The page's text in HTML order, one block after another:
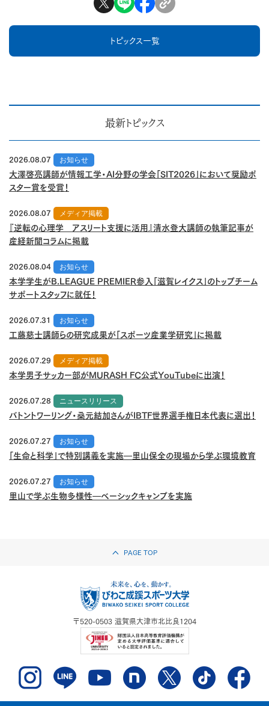
トピックス一覧
最新トピックス
2026.08.07
お知らせ
大澤啓亮講師が情報工学・AI分野の学会「SIT2026」において奨励ポ
スター賞を受賞！
2026.08.07
メディア掲載
『逆転の心理学 アスリート支援に活用』清水登大講師の執筆記事が
産経新聞コラムに掲載
2026.08.04
お知らせ
本学学生がB.LEAGUE PREMIER参入「滋賀レイクス」のトップチーム
サポートスタッフに就任！
2026.07.31
お知らせ
工藤慈士講師らの研究成果が「スポーツ産業学研究」に掲載
2026.07.29
メディア掲載
本学男子サッカー部がMURASH FC公式YouTubeに出演！
2026.07.28
ニュースリリース
バトントワーリング・桑元結加さんがIBTF世界選手権日本代表に選出！
2026.07.27
お知らせ
「生命と科学」で特別講義を実施―里山保全の現場から学ぶ環境教育
2026.07.27
お知らせ
里山で学ぶ生物多様性―ベーシックキャンプを実施
PAGE TOP
〒520-0503 滋賀県大津市北比良1204